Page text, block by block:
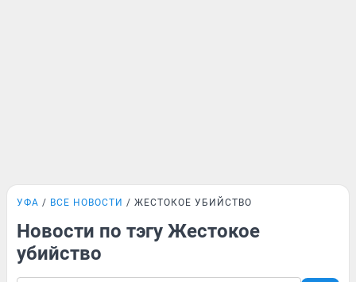
УФА ВСЕ НОВОСТИ ЖЕСТОКОЕ УБИЙСТВО
Новости по тэгу Жестокое
убийство